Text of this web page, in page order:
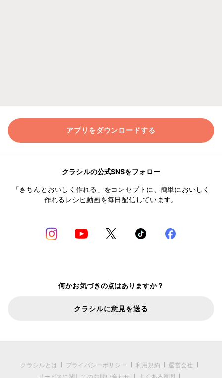
アプリをダウンロードする
クラシルの公式SNSをフォロー
「きちんとおいしく作れる」をコンセプトに、簡単においしく
作れるレシピ動画を毎日配信しています。
何かお気づきの点はありますか？
クラシルに意見を送る
クラシルとは プライバシーポリシー 利用規約
運営会社
サービスに関してのお問い合わせ
よくある質問